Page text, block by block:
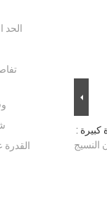
كبيرة :
النسيج
الحد